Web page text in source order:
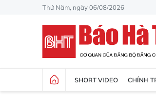
Thứ Năm, ngày 06/08/2026
SHORT VIDEO CHÍNH